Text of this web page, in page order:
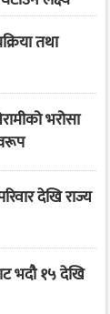
तथा
भरोसा
देखि राज्य
भदौ १५ देखि